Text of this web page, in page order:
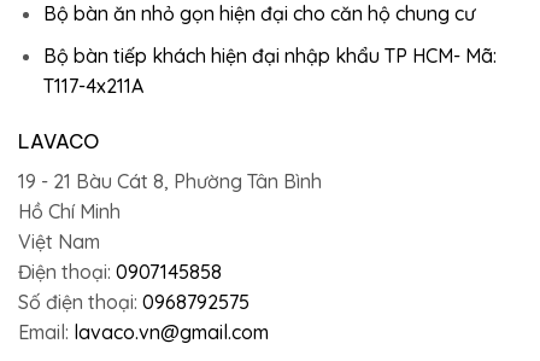
Bộ bàn ăn nhỏ gọn hiện đại cho căn hộ chung cư
Bộ bàn tiếp khách hiện đại nhập khẩu TP HCM- Mã:
T117-4x211A
LAVACO
19 - 21 Bàu Cát 8, Phường Tân Bình
Hồ Chí Minh
Việt Nam
Điện thoại: 0907145858
Số điện thoại: 0968792575
Email: lavaco.vn@gmail.com